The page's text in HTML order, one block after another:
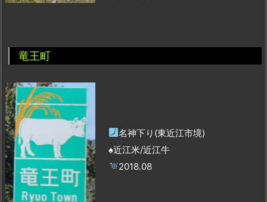
竜王町
名神下り(東近江市境)
♠近江米/近江牛
2018.08